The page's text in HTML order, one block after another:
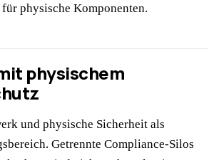
physische Komponenten.
physischem
und physische Sicherheit als
Getrennte Compliance-Silos